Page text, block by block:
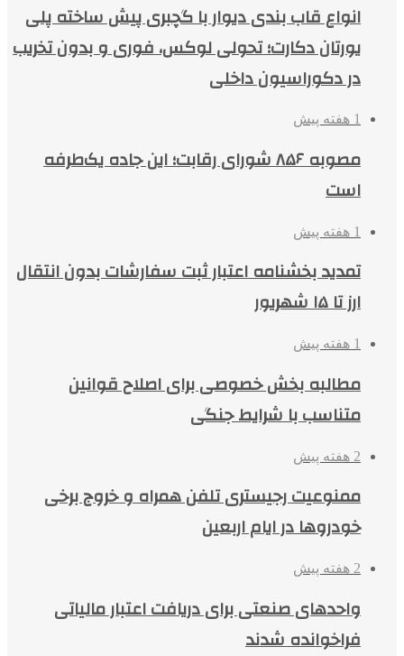
انواع قاب بندی دیوار با گچبری پیش ساخته پلی
یورتان دکارت؛ تحولی لوکس، فوری و بدون تخریب
در دکوراسیون داخلی
1 هفته پیش
مصوبه ۸۵۶ شورای رقابت؛ این جاده یک‌طرفه
است
1 هفته پیش
تمدید بخشنامه اعتبار ثبت سفارشات بدون انتقال
ارز تا ۱۵ شهریور
1 هفته پیش
مطالبه بخش خصوصی برای اصلاح قوانین
متناسب با شرایط جنگی
2 هفته پیش
ممنوعیت رجیستری تلفن همراه و خروج برخی
خودروها در ایام اربعین
2 هفته پیش
واحدهای صنعتی برای دریافت اعتبار مالیاتی
فراخوانده شدند